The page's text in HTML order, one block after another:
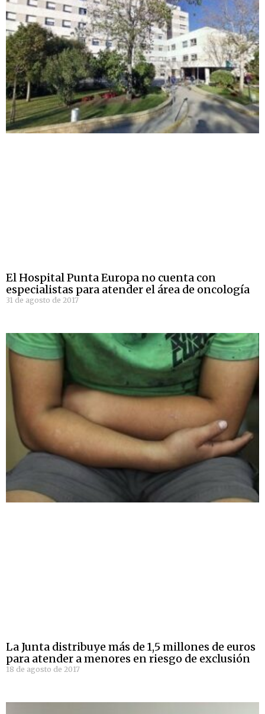
El Hospital Punta Europa no cuenta con
especialistas para atender el área de oncología
31 de agosto de 2017
La Junta distribuye más de 1,5 millones de euros
para atender a menores en riesgo de exclusión
18 de agosto de 2017